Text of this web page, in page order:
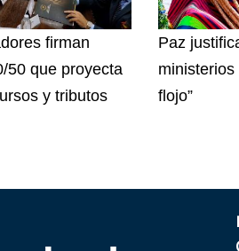
firman
50 que proyecta
y tributos
Paz
ministerios
flojo”